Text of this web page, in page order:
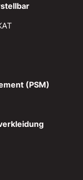
(PSM)